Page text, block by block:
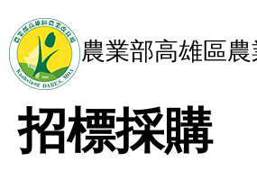
農業部高雄區
招標採購